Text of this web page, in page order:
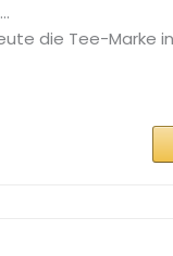
die Tee-Marke